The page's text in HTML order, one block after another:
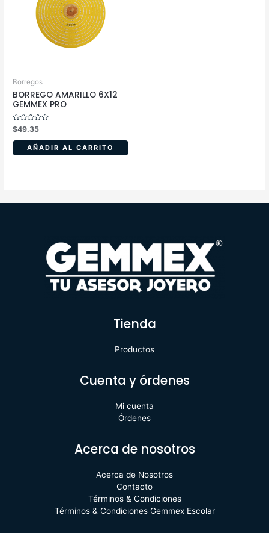
Borregos
BORREGO AMARILLO 6X12
GEMMEX PRO
Valorado
en
0
5
$49.35
AÑADIR AL CARRITO
Tienda
Productos
Cuenta y órdenes
Mi cuenta
Órdenes
Acerca de nosotros
Acerca de Nosotros
Contacto
Términos & Condiciones
Términos & Condiciones Gemmex Escolar